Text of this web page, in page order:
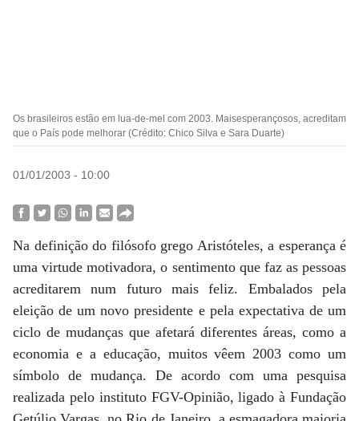
Os brasileiros estão em lua-de-mel com 2003. Maisesperançosos, acreditam
que o País pode melhorar (Crédito: Chico Silva e Sara Duarte)
01/01/2003 - 10:00
Na definição do filósofo grego Aristóteles, a esperança é
uma virtude motivadora, o sentimento que faz as pessoas
acreditarem num futuro mais feliz. Embalados pela
eleição de um novo presidente e pela expectativa de um
ciclo de mudanças que afetará diferentes áreas, como a
economia e a educação, muitos vêem 2003 como um
símbolo de mudança. De acordo com uma pesquisa
realizada pelo instituto FGV-Opinião, ligado à Fundação